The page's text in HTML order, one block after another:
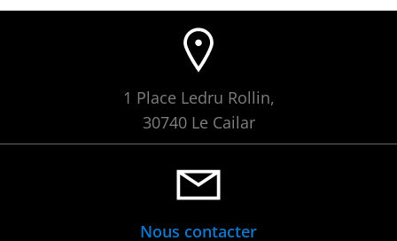
1 Place Ledru Rollin,
30740 Le Cailar
Nous contacter